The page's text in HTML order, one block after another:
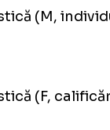
(M,
(F,